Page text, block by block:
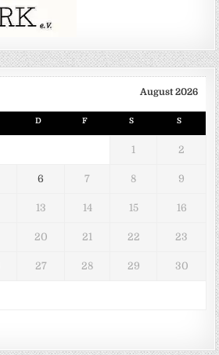
August 2026
D F S S
1 2
6 7 8 9
13 14 15 16
20 21 22 23
27 28 29 30